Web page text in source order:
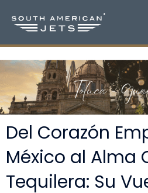
contenido
Del Corazón
México al Alma
Tequilera: Su